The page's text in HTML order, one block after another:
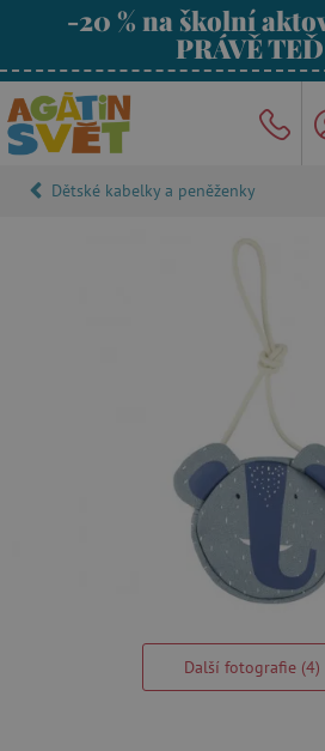
-20 % na školní
PRÁVĚ
Dětské kabelky a peněženky
Další fotografie (4)